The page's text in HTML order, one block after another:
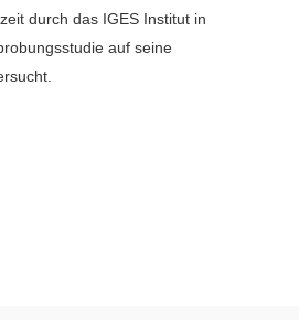
durch das IGES Institut in
auf seine